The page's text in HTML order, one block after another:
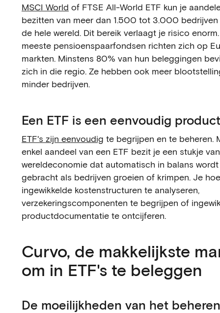
MSCI World of FTSE All-World ETF kun je
bezitten van meer dan 1.500 tot 3.000 bedrijven
de hele wereld. Dit bereik verlaagt je risico
meeste pensioenspaarfondsen richten zich op
markten. Minstens 80% van hun beleggingen
zich in die regio. Ze hebben ook meer
minder bedrijven.
Een ETF is een eenvoudig product
ETF's zijn eenvoudig te begrijpen en te beheren.
enkel aandeel van een ETF bezit je een stukje
wereldeconomie dat automatisch in balans wordt
gebracht als bedrijven groeien of krimpen. Je
ingewikkelde kostenstructuren te analyseren,
verzekeringscomponenten te begrijpen of
productdocumentatie te ontcijferen.
Curvo, de makkelijkste
om in ETF's te beleggen
De moeilijkheden van het